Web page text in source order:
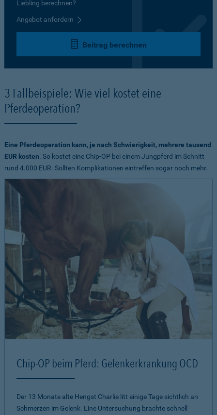
Liebling berechnen?
Angebot anfordern
Beitrag berechnen
3 Fallbeispiele: Wie viel kostet eine
Pferdeoperation?
Eine Pferdeoperation kann, je nach Schwierigkeit, mehrere tausend
EUR kosten. So kostet eine Chip-OP bei einem Jungpferd im Schnitt
rund 4.000 EUR. Sollten Komplikationen eintreffen sogar noch mehr.
Chip-OP beim Pferd: Gelenkerkrankung OCD
Der 13 Monate alte Hengst Charlie litt einige Tage sichtlich an
Schmerzen im Gelenk. Eine Untersuchung brachte schnell